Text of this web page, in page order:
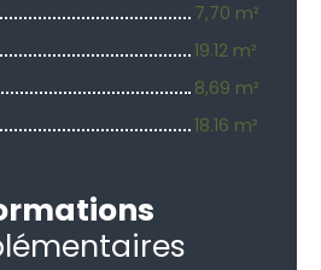
7,70 m²
19.12 m²
8,69 m²
18.16 m²